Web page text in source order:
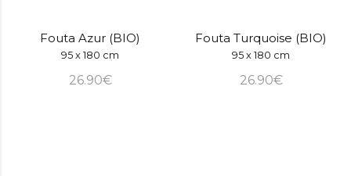
Fouta Azur (BIO)
95 x 180 cm
26.90€
Fouta Turquoise (BIO)
95 x 180 cm
26.90€